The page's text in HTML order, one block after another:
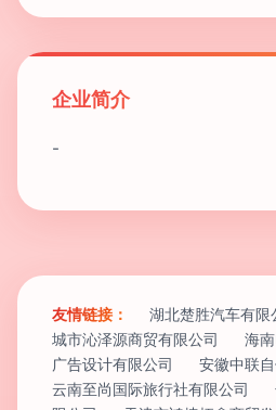
企业简介
-
友情链接： 湖北楚胜汽车有限
城市沁泽源商贸有限公司
海
广告设计有限公司
安徽中联
云南至尚国际旅行社有限公司